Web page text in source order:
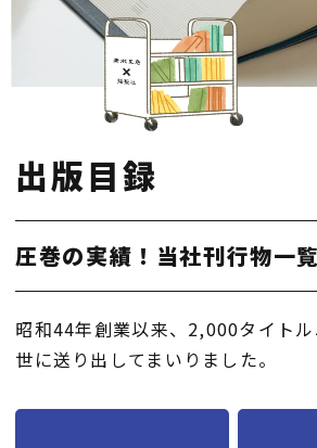
出版目録
圧巻の実績！当社刊行物一覧
昭和44年創業以来、2,000タイト
世に送り出してまいりました。